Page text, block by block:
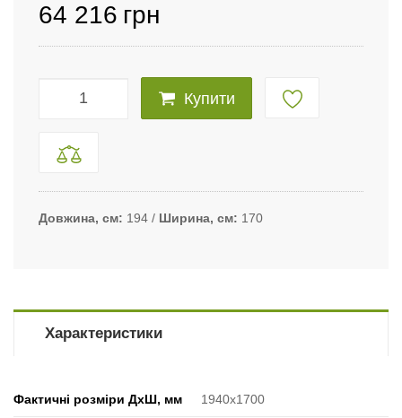
64 216 грн
Купити
Довжина, см 194 Ширина, см 170
Характеристики
Фактичні розміри ДхШ, мм 1940х1700